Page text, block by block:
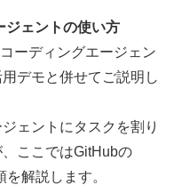
ェントの使い方
ーディングエージェン
デモと併せてご説明し
ェントにタスクを割り
ここではGitHubの
解説します。